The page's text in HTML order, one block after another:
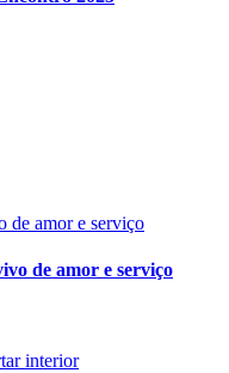
de amor e serviço
de amor e serviço
interior